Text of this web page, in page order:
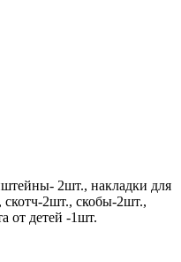
2шт., накладки для
2шт., скобы-2шт.,
от детей -1шт.